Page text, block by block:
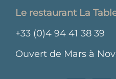
Le restaurant La
+33 (0)4 94 41 38 39
Ouvert de Mars à